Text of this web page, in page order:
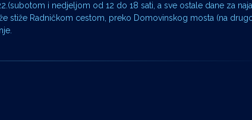
i nedjeljom od 12 do 18 sati, a sve ostale dane za
stiže Radničkom cestom, preko Domovinskog mosta (na